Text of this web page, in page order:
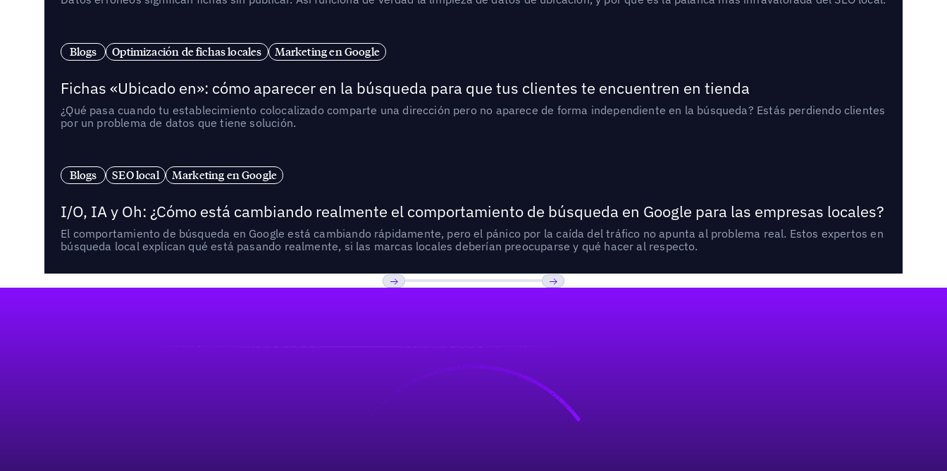
Blogs Optimización de fichas locales Marketing en Google
Fichas «Ubicado en»: cómo aparecer en la búsqueda para que tus clientes te encuentren en tienda
¿Qué pasa cuando tu establecimiento colocalizado comparte una dirección pero no aparece de forma independiente en la búsqueda? Estás perdiendo clientes
por un problema de datos que tiene solución.
Blogs SEO local Marketing en Google
I/O, IA y Oh: ¿Cómo está cambiando realmente el comportamiento de búsqueda en Google para las empresas locales?
El comportamiento de búsqueda en Google está cambiando rápidamente, pero el pánico por la caída del tráfico no apunta al problema real. Estos expertos en
búsqueda local explican qué está pasando realmente, si las marcas locales deberían preocuparse y qué hacer al respecto.